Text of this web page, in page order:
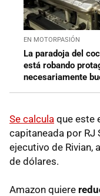
EN MOTORPASIÓN
La paradoja del
está robando
necesariamente
Se calcula que este
capitaneada por RJ
ejecutivo de Rivian,
de dólares.
Amazon quiere